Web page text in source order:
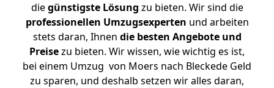
diegünstigste Lösung zu bieten. Wir sind die
professionellen Umzugsexperten und arbeiten
stets daran, Ihnen die besten Angebote und
Preisezu bieten. Wir wissen, wie wichtig es ist,
bei einem Umzug von Moers nach Bleckede Geld
zu sparen, und deshalb setzen wir alles daran,